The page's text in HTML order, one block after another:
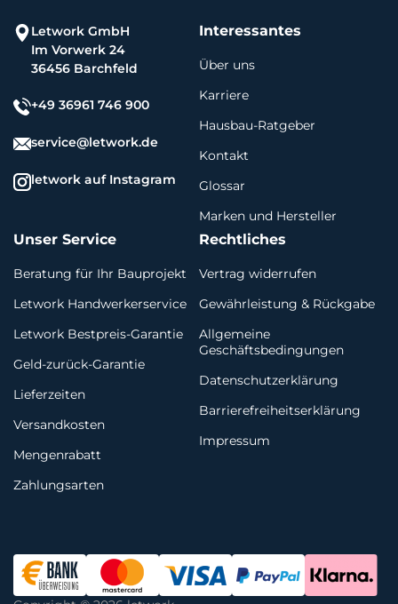
Letwork GmbH
Im Vorwerk 24
36456 Barchfeld
+49 36961 746 900
service@letwork.de
letwork auf Instagram
Interessantes
Über uns
Karriere
Hausbau-Ratgeber
Kontakt
Glossar
Marken und Hersteller
Unser Service
Beratung für Ihr Bauprojekt
Letwork Handwerkerservice
Letwork Bestpreis-Garantie
Geld-zurück-Garantie
Lieferzeiten
Versandkosten
Mengenrabatt
Zahlungsarten
Rechtliches
Vertrag widerrufen
Gewährleistung & Rückgabe
Allgemeine
Geschäftsbedingungen
Datenschutzerklärung
Barrierefreiheitserklärung
Impressum